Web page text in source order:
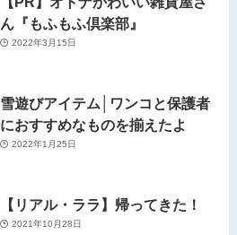
ん『もふもふ倶楽部』
2022年3月15日
雪遊びアイテム│ワンコと保護者
におすすめなものを揃えたよ
2022年1月25日
【リアル・ララ】帰ってきた！
2021年10月28日